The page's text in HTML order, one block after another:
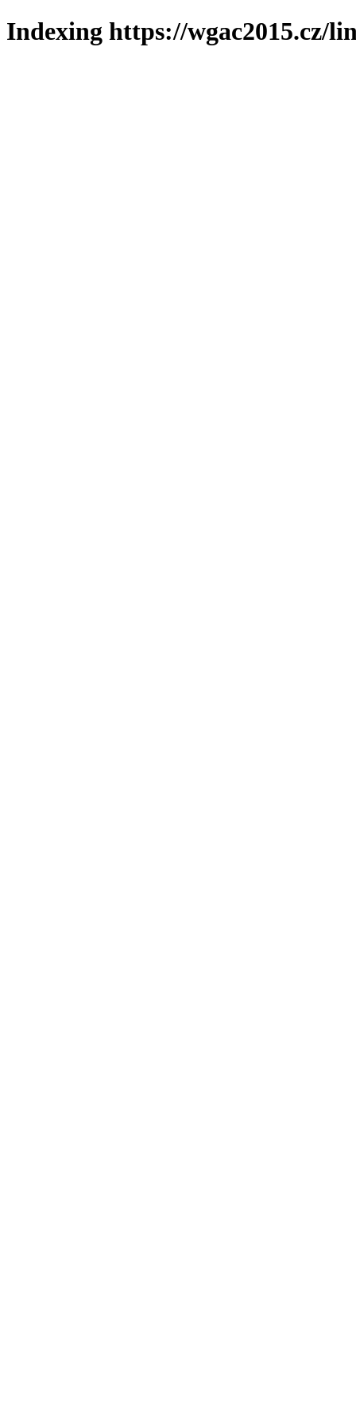
Indexing https://wgac2015.cz/